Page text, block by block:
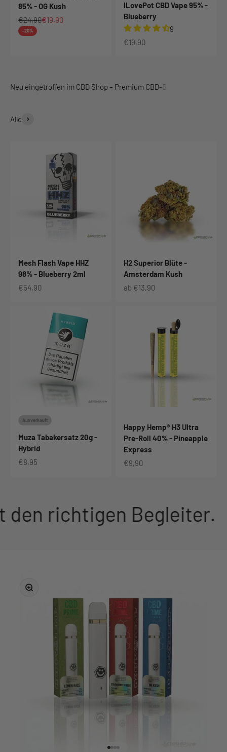
85% - OG Kush
Regulärer Preis
€24,90Angebot
€19,90
-20%
ILovePot CBD Vape 95% -
Blueberry
9
Angebot
€19,90
Alle
Mesh Flash Vape HHZ
98% - Blueberry 2ml
Angebot
€54,90
H2 Superior Blüte -
Amsterdam Kush
Angebot
ab €13,90
Ausverkauft
Muza Tabakersatz 20g -
Hybrid
Angebot
€8,95
Happy Hemp® H3 Ultra
Pre-Roll 40% - Pineapple
Express
Angebot
€9,90
den richtigen Begleiter.
Bild vergrößern